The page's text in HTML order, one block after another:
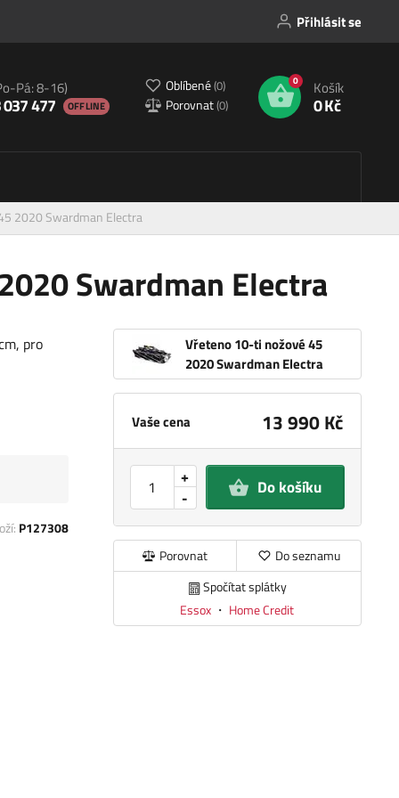
Přihlásit se
Pá: 8-16)
477 OFFLINE
Oblíbené(0)
Porovnat(0)
0 Košík
0 Kč
2020 Swardman Electra
Swardman Electra
Vřeteno 10-ti nožové 45
2020 Swardman Electra
Vaše cena 13 990 Kč
-
+ Do košíku
Porovnat
Do seznamu
Spočítat splátky
Essox ・ Home Credit
pro
P127308